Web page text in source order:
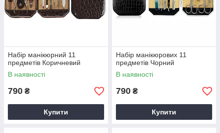
Набір манікюрний 11
предметів Коричневий
В наявності
790 ₴
Купити
Набір манікюрових 11
предметів Чорний
В наявності
790 ₴
Купити